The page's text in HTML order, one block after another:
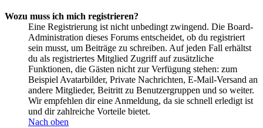
Wozu muss ich mich registrieren?
Eine Registrierung ist nicht unbedingt zwingend. Die Board-
Administration dieses Forums entscheidet, ob du registriert
sein musst, um Beiträge zu schreiben. Auf jeden Fall erhältst
du als registriertes Mitglied Zugriff auf zusätzliche
Funktionen, die Gästen nicht zur Verfügung stehen: zum
Beispiel Avatarbilder, Private Nachrichten, E-Mail-Versand an
andere Mitglieder, Beitritt zu Benutzergruppen und so weiter.
Wir empfehlen dir eine Anmeldung, da sie schnell erledigt ist
und dir zahlreiche Vorteile bietet.
Nach oben